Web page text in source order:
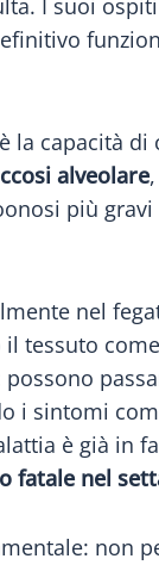
I suoi
la capacità di
alveolare
più
nel
tessuto
possono
i sintomi
è già in
fatale nel
non